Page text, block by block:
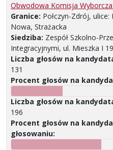
Obwodowa Komisja
Granice: Połczyn-Zdrój,
Nowa, Strażacka
Siedziba: Zespół Szkolno-
Integracyjnymi, ul. Mieszka I
Liczba głosów na
131
Procent głosów na
Liczba głosów na
196
Procent głosów na
głosowaniu: